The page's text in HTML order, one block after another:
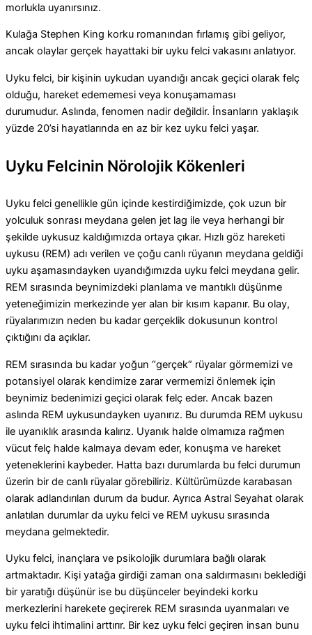
morlukla uyanırsınız.
Kulağa Stephen King korku romanından fırlamış gibi geliyor,
ancak olaylar gerçek hayattaki bir uyku felci vakasını anlatıyor.
Uyku felci, bir kişinin uykudan uyandığı ancak geçici olarak felç
olduğu, hareket edememesi veya konuşamaması
durumudur. Aslında, fenomen nadir değildir. İnsanların yaklaşık
yüzde 20’si hayatlarında en az bir kez uyku felci yaşar.
Uyku Felcinin Nörolojik Kökenleri
Uyku felci genellikle gün içinde kestirdiğimizde, çok uzun bir
yolculuk sonrası meydana gelen jet lag ile veya herhangi bir
şekilde uykusuz kaldığımızda ortaya çıkar. Hızlı göz hareketi
uykusu (REM) adı verilen ve çoğu canlı rüyanın meydana geldiği
uyku aşamasındayken uyandığımızda uyku felci meydana gelir.
REM sırasında beynimizdeki planlama ve mantıklı düşünme
yeteneğimizin merkezinde yer alan bir kısım kapanır. Bu olay,
rüyalarımızın neden bu kadar gerçeklik dokusunun kontrol
çıktığını da açıklar.
REM sırasında bu kadar yoğun “gerçek” rüyalar görmemizi ve
potansiyel olarak kendimize zarar vermemizi önlemek için
beynimiz bedenimizi geçici olarak felç eder. Ancak bazen
aslında REM uykusundayken uyanırız. Bu durumda REM uykusu
ile uyanıklık arasında kalırız. Uyanık halde olmamıza rağmen
vücut felç halde kalmaya devam eder, konuşma ve hareket
yeteneklerini kaybeder. Hatta bazı durumlarda bu felci durumun
üzerin bir de canlı rüyalar görebiliriz. Kültürümüzde karabasan
olarak adlandırılan durum da budur. Ayrıca Astral Seyahat olarak
anlatılan durumlar da uyku felci ve REM uykusu sırasında
meydana gelmektedir.
Uyku felci, inançlara ve psikolojik durumlara bağlı olarak
artmaktadır. Kişi yatağa girdiği zaman ona saldırmasını beklediği
bir yaratığı düşünür ise bu düşünceler beyindeki korku
merkezlerini harekete geçirerek REM sırasında uyanmaları ve
uyku felci ihtimalini arttırır. Bir kez uyku felci geçiren insan bunu